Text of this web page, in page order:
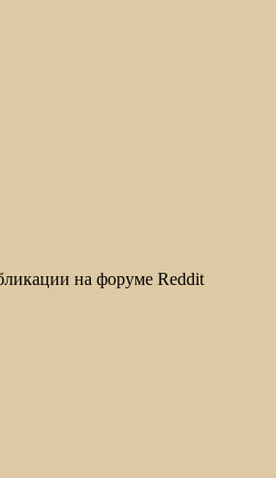
на форуме Reddit